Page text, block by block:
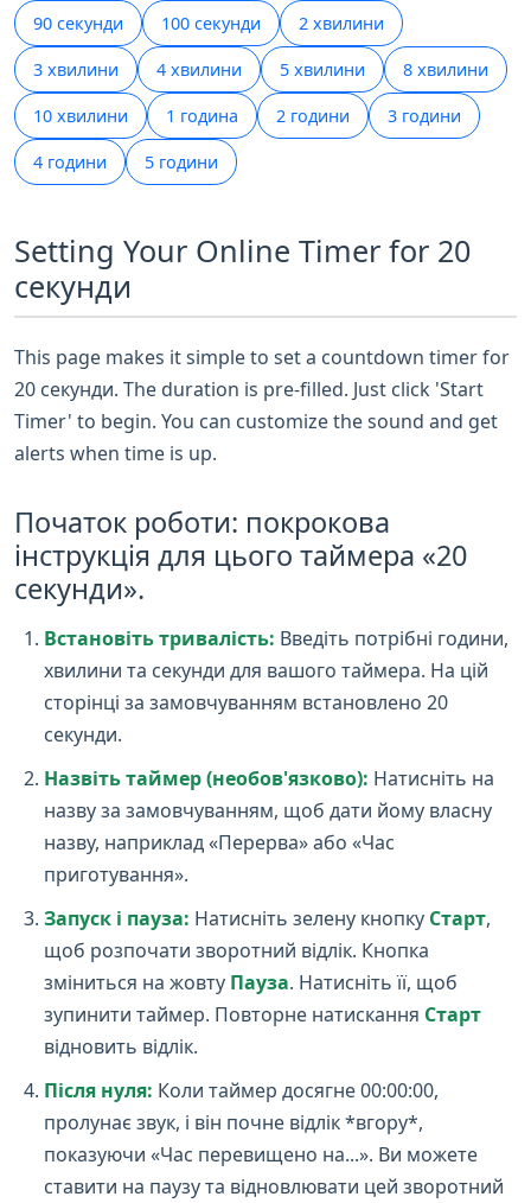
90 секунди 100 секунди 2 хвилини
3 хвилини 4 хвилини 5 хвилини 8 хвилини
10 хвилини 1 година 2 години 3 години
4 години 5 години
Setting Your Online Timer for 20
секунди
This page makes it simple to set a countdown timer for
20 секунди. The duration is pre-filled. Just click 'Start
Timer' to begin. You can customize the sound and get
alerts when time is up.
Початок роботи: покрокова
інструкція для цього таймера «20
секунди».
Встановіть тривалість: Введіть потрібні години,
хвилини та секунди для вашого таймера. На цій
сторінці за замовчуванням встановлено 20
секунди.
Назвіть таймер (необов'язково): Натисніть на
назву за замовчуванням, щоб дати йому власну
назву, наприклад «Перерва» або «Час
приготування».
Запуск і пауза: Натисніть зелену кнопку Старт,
щоб розпочати зворотний відлік. Кнопка
зміниться на жовту Пауза. Натисніть її, щоб
зупинити таймер. Повторне натискання Старт
відновить відлік.
Після нуля: Коли таймер досягне 00:00:00,
пролунає звук, і він почне відлік *вгору*,
показуючи «Час перевищено на...». Ви можете
ставити на паузу та відновлювати цей зворотний